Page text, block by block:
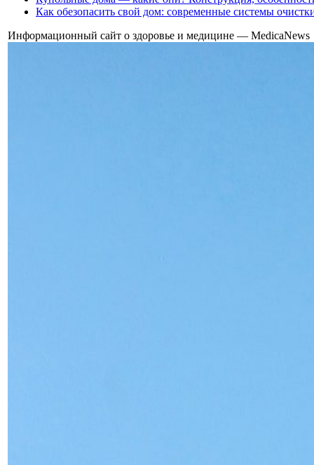
Как обезопасить свой дом: современные системы
Информационный сайт о здоровье и медицине — MedicaNews